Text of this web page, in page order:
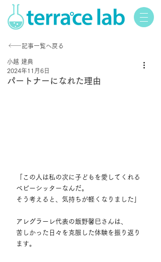
記事一覧へ戻る
パートナーになれた理由
小越 建典
2024年11月6日
「この人は私の次に子どもを愛してくれる
ベビーシッターなんだ。
そう考えると、気持ちが軽くなりました」
アレグラーレ代表の飯野馨巳さんは、
苦しかった日々を克服した体験を振り返り
ます。